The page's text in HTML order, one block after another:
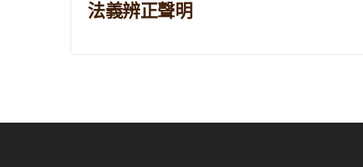
法義辨正聲明